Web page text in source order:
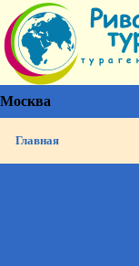
Москва
Главная